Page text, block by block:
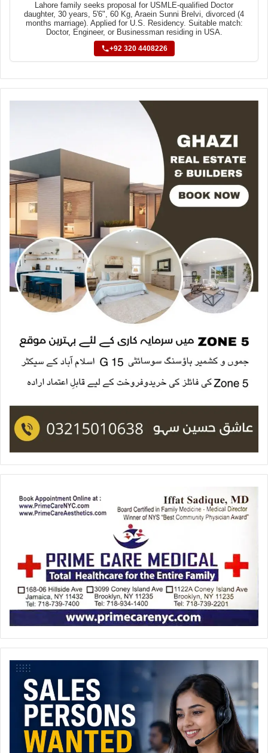
Lahore family seeks proposal for USMLE-qualified Doctor
daughter, 30 years, 5'6", 60 Kg, Araein Sunni Brelvi, divorced (4
months marriage). Applied for U.S. Residency. Suitable match:
Doctor, Engineer, or Businessman residing in USA.
+92 320 4408226